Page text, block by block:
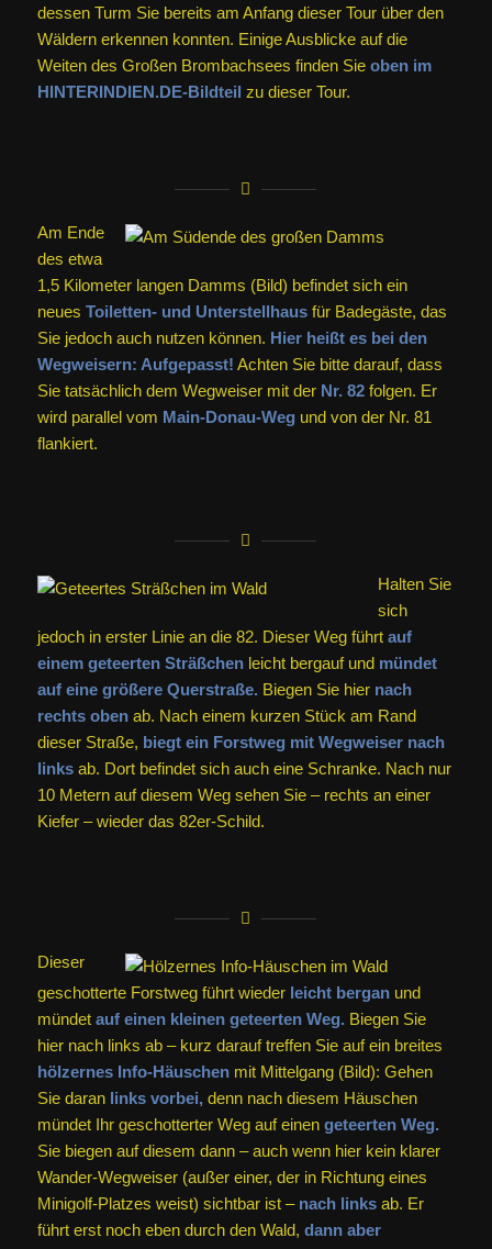
dessen Turm Sie bereits am Anfang dieser Tour über den
Wäldern erkennen konnten. Einige Ausblicke auf die
Weiten des Großen Brombachsees finden Sie oben im
HINTERINDIEN.DE-Bildteil zu dieser Tour.
Am Ende
des etwa
1,5 Kilometer langen Damms (Bild) befindet sich ein
neues Toiletten- und Unterstellhausfür Badegäste, das
Sie jedoch auch nutzen können. Hier heißt es bei den
Wegweisern: Aufgepasst! Achten Sie bitte darauf, dass
Sie tatsächlich dem Wegweiser mit der Nr. 82folgen. Er
wird parallel vom Main-Donau-Weg und von der Nr. 81
flankiert.
Halten Sie
sich
jedoch in erster Linie an die 82. Dieser Weg führt auf
einem geteerten Sträßchenleicht bergauf und mündet
auf eine größere Querstraße. Biegen Sie hier nach
rechts obenab. Nach einem kurzen Stück am Rand
dieser Straße, biegt ein Forstweg mit Wegweiser nach
linksab. Dort befindet sich auch eine Schranke. Nach nur
10 Metern auf diesem Weg sehen Sie – rechts an einer
Kiefer – wieder das 82er-Schild.
Dieser
geschotterte Forstweg führt wiederleicht berganund
mündet auf einen kleinen geteerten Weg. Biegen Sie
hier nach links ab – kurz darauf treffen Sie auf ein breites
hölzernes Info-Häuschenmit Mittelgang (Bild): Gehen
Sie daran links vorbei,denn nach diesem Häuschen
mündet Ihr geschotterter Weg auf einen geteerten Weg.
Sie biegen auf diesem dann – auch wenn hier kein klarer
Wander-Wegweiser (außer einer, der in Richtung eines
Minigolf-Platzes weist) sichtbar ist – nach linksab. Er
führt erst noch eben durch den Wald, dann aber